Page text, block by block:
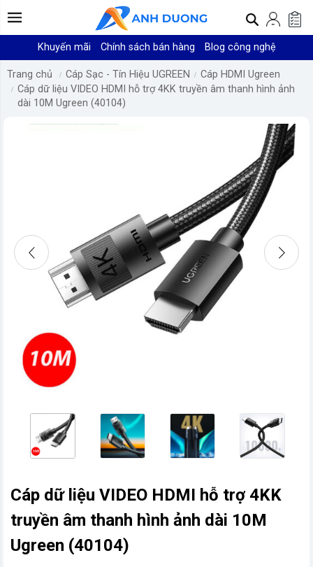
Khuyến mãi Chính sách bán hàng Blog công nghệ
Trang chủ Cáp Sạc - Tín Hiệu UGREEN
Cáp HDMI Ugreen
Cáp dữ liệu VIDEO HDMI hỗ trợ 4KK truyền âm thanh hình ảnh
dài 10M Ugreen (40104)
Cáp dữ liệu VIDEO HDMI hỗ trợ 4KK
truyền âm thanh hình ảnh dài 10M
Ugreen (40104)